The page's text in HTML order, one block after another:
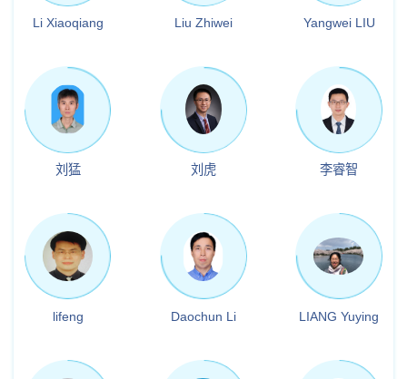
Li Xiaoqiang Liu Zhiwei Yangwei LIU
刘猛 刘虎 李睿智
lifeng Daochun Li LIANG Yuying